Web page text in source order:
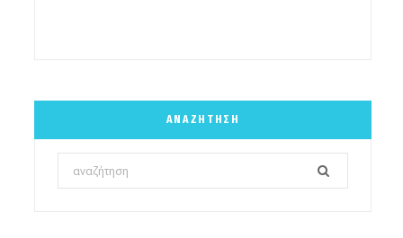
ΑΝΑΖΉΤΗΣΗ
Search
for: